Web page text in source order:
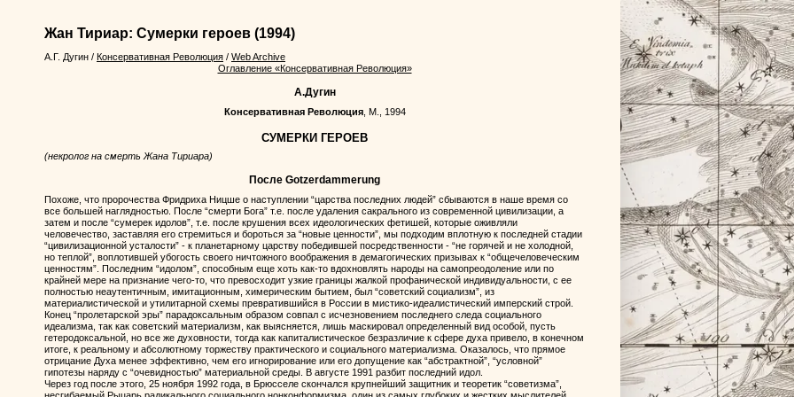
Жан Тириар: Сумерки героев (1994)
А.Г. Дугин / Консервативная Революция / Web Archive
Оглавление «Консервативная Революция»
А.Дугин
Консервативная Революция, М., 1994
СУМЕРКИ ГЕРОЕВ
(некролог на смерть Жана Тириара)
После Gotzerdammerung
Похоже, что пророчества Фридриха Ницше о наступлении “царства последних людей” сбываются в наше время со
все большей наглядностью. После “смерти Бога” т.е. после удаления сакрального из современной цивилизации, а
затем и после “сумерек идолов”, т.е. после крушения всех идеологических фетишей, которые оживляли
человечество, заставляя его стремиться и бороться за “новые ценности”, мы подходим вплотную к последней стадии
“цивилизационной усталости” - к планетарному царству победившей посредственности - “не горячей и не холодной,
но теплой”, воплотившей убогость своего ничтожного воображения в демагогических призывах к “общечеловеческим
ценностям”. Последним “идолом”, способным еще хоть как-то вдохновлять народы на самопреодоление или по
крайней мере на признание чего-то, что превосходит узкие границы жалкой профанической индивидуальности, с ее
полностью неаутентичным, имитационным, химерическим бытием, был “советский социализм”, из
материалистической и утилитарной схемы превратившийся в России в мистико-идеалистический имперский строй.
Конец “пролетарской эры” парадоксальным образом совпал с исчезновением последнего следа социального
идеализма, так как советский материализм, как выясняется, лишь маскировал определенный вид особой, пусть
гетеродоксальной, но все же духовности, тогда как капиталистическое безразличие к сфере духа привело, в конечном
итоге, к реальному и абсолютному торжеству практического и социального материализма. Оказалось, что прямое
отрицание Духа менее эффективно, чем его игнорирование или его допущение как “абстрактной”, “условной”
гипотезы наряду с “очевидностью” материальной среды. В августе 1991 разбит последний идол.
Через год после этого, 25 ноября 1992 года, в Брюсселе скончался крупнейший защитник и теоретик “советизма”,